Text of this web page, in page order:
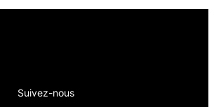
Suivez-nous